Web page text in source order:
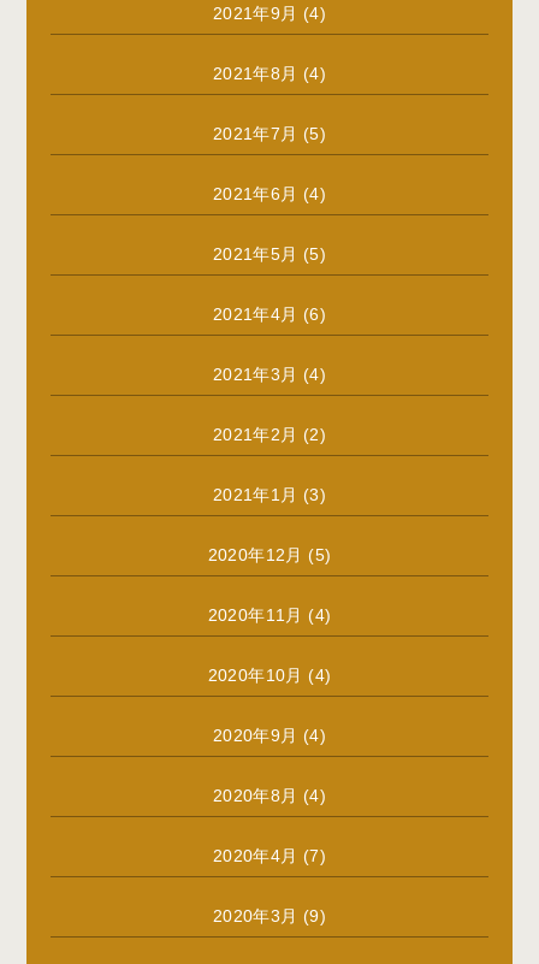
2021年9月 (4)
2021年8月 (4)
2021年7月 (5)
2021年6月 (4)
2021年5月 (5)
2021年4月 (6)
2021年3月 (4)
2021年2月 (2)
2021年1月 (3)
2020年12月 (5)
2020年11月 (4)
2020年10月 (4)
2020年9月 (4)
2020年8月 (4)
2020年4月 (7)
2020年3月 (9)